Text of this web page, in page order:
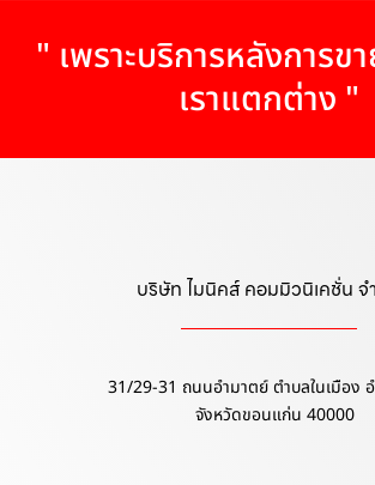
" เพราะบริการหลังการข
เราแตกต่าง "
บริษัท ไมนิคส์ คอมมิวนิเคชั่น จ
31/29-31 ถนนอำมาตย์ ตำบลในเมือง อ
จังหวัดขอนแก่น 40000